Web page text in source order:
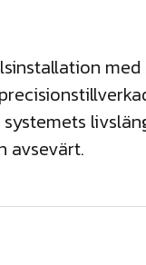
avsevärt.